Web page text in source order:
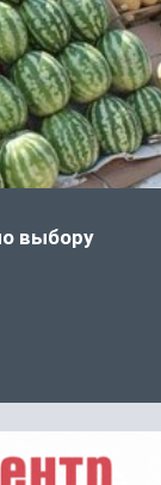
выбору